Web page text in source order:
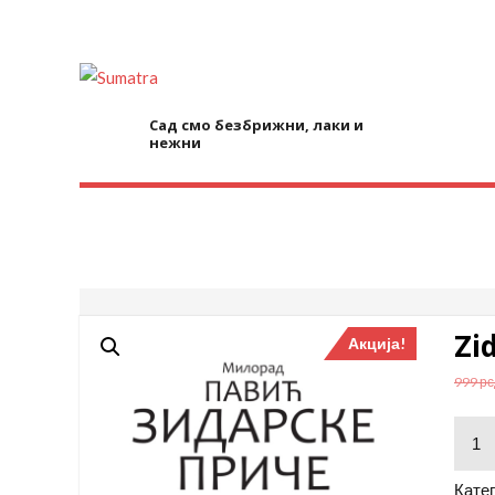
content
Сад смо безбрижни, лаки и
нежни
Акција!
999
-